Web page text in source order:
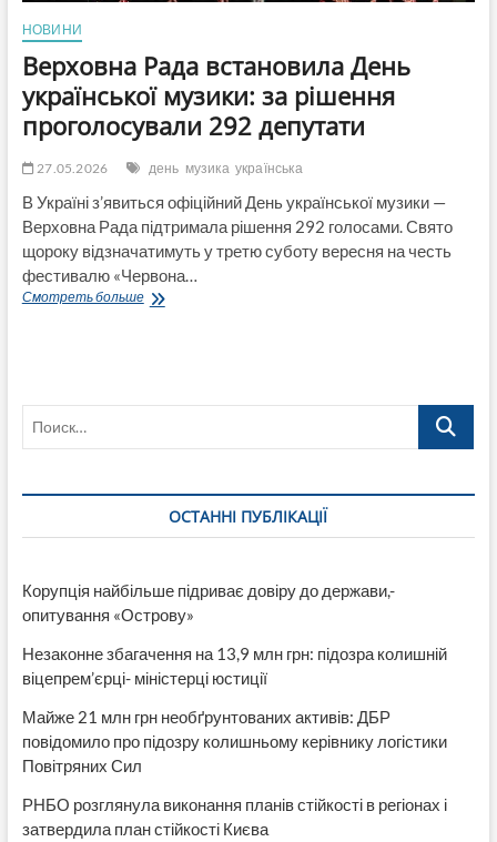
НОВИНИ
Верховна Рада встановила День
української музики: за рішення
проголосували 292 депутати
27.05.2026 день музика українська
В Україні з’явиться офіційний День української музики —
Верховна Рада підтримала рішення 292 голосами. Свято
щороку відзначатимуть у третю суботу вересня на честь
фестивалю «Червона…
Смотреть большеВерховна
депутати
Поиск…
ОСТАННІ ПУБЛІКАЦІЇ
Корупція найбільше підриває довіру до держави,-
опитування «Острову»
Незаконне збагачення на 13,9 млн грн: підозра колишній
віцепрем’єрці- міністерці юстиції
Майже 21 млн грн необґрунтованих активів: ДБР
повідомило про підозру колишньому керівнику логістики
Повітряних Сил
РНБО розглянула виконання планів стійкості в регіонах і
затвердила план стійкості Києва